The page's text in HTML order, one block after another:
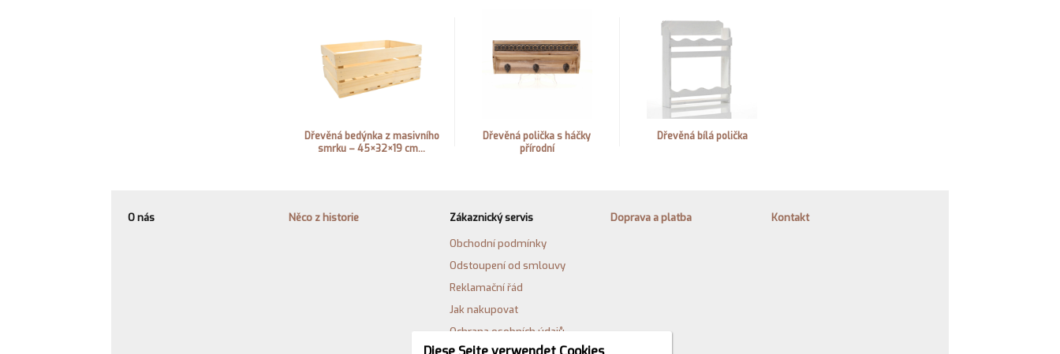
Dřevěná bedýnka z masivního
smrku – 45×32×19 cm...
Dřevěná polička s háčky
přírodní
Dřevěná bílá polička
O nás Něco z historie
Zákaznický servis
Obchodní podmínky
Odstoupení od smlouvy
Reklamační řád
Jak nakupovat
Ochrana osobních údajů
Doprava a platba Kontakt